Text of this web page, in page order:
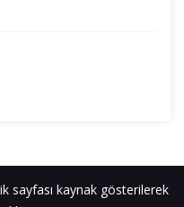
sayfası kaynak gösterilerek